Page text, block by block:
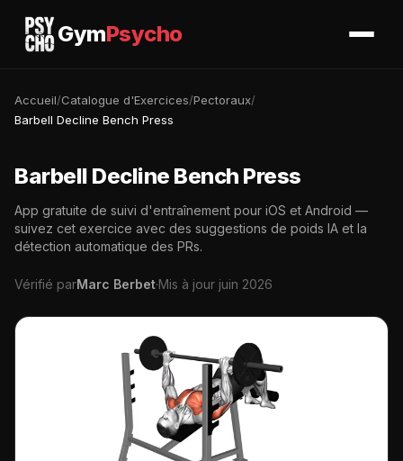
GymPsycho
Accueil/Catalogue d'Exercices/Pectoraux/
Barbell Decline Bench Press
Barbell Decline Bench Press
App gratuite de suivi d'entraînement pour iOS et Android —
suivez cet exercice avec des suggestions de poids IA et la
détection automatique des PRs.
Vérifié parMarc Berbet·Mis à jour juin 2026